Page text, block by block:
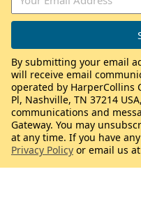
By submitting your email
will receive email
operated by HarperCollins
Pl, Nashville, TN 37214
communications and
Gateway. You may
at any time. If you have
Privacy Policy or email us at